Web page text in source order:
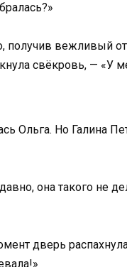
вежливый
свёкровь, —
Ольга. Но Галина
она такого не
дверь